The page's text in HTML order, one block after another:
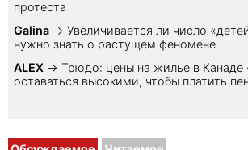
протеста
Galina → Увеличивается ли число
нужно знать о растущем феномене
ALEX → Трюдо: цены на жилье в Канаде
оставаться высокими, чтобы платить